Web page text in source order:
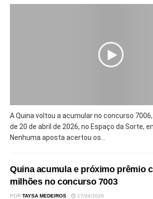
A Quina voltou a acumular no concurso
de 20 de abril de 2026, no Espaço da Sorte,
Nenhuma aposta acertou os...
Quina acumula e próximo prêmio
milhões no concurso 7003
POR TAYSA MEDEIROS 17/04/2026